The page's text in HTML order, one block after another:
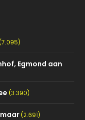
(7.095)
Egmond aan
(3.390)
(2.691)